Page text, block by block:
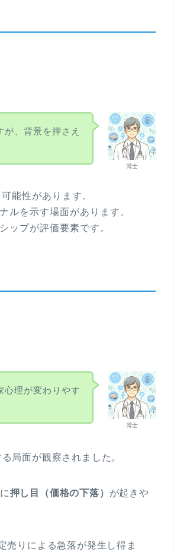
博士
、背景を押さえ
能性があります。
ルを示す場面があります。
ップが評価要素です。
博士
心理が変わりやす
局面が観察されました。
押し目（価格の下落） が起きや
売りによる急落が発生し得ま